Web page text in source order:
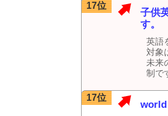
17位
子供
す。
英語
対象
未来
制で
17位
world